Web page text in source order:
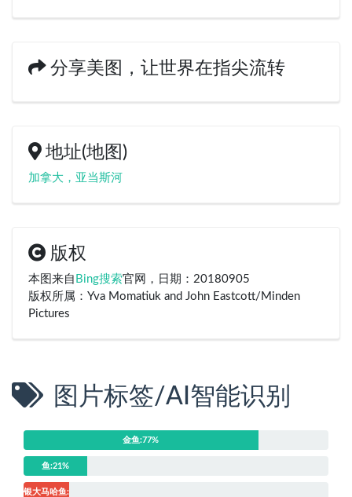
分享美图，让世界在指尖流转
地址(地图)
加拿大，亚当斯河
版权
本图来自 Bing搜索官网，日期：20180905
版权所属：Yva Momatiuk and John Eastcott/Minden
Pictures
图片标签/AI智能识别
金鱼:77%
鱼:21%
银大马哈鱼:15%